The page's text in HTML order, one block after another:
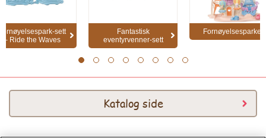
sett
– Ride the Waves
Fantastisk
eventyrvenner-sett
Fornøyelsesparken
Katalog side